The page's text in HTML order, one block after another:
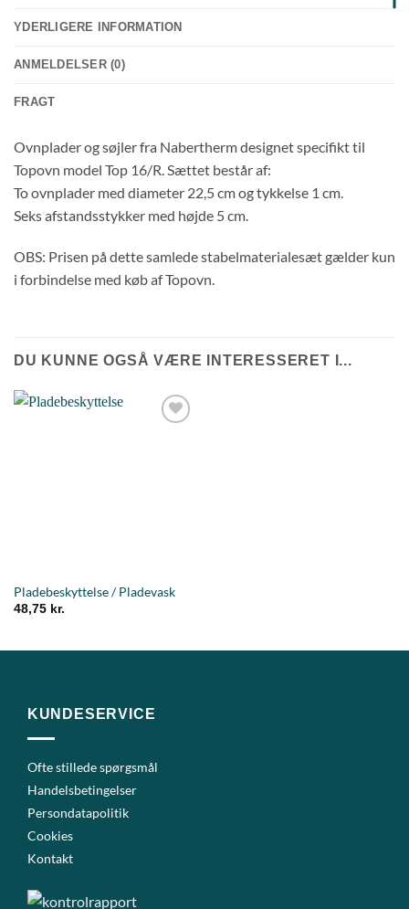
YDERLIGERE INFORMATION
ANMELDELSER (0)
FRAGT
Ovnplader og søjler fra Nabertherm designet specifikt til
Topovn model Top 16/R. Sættet består af:
To ovnplader med diameter 22,5 cm og tykkelse 1 cm.
Seks afstandsstykker med højde 5 cm.
OBS: Prisen på dette samlede stabelmaterialesæt gælder kun
i forbindelse med køb af Topovn.
DU KUNNE OGSÅ VÆRE INTERESSERET I...
Pladebeskyttelse / Pladevask
48,75 kr.
KUNDESERVICE
Ofte stillede spørgsmål
Handelsbetingelser
Persondatapolitik
Cookies
Kontakt